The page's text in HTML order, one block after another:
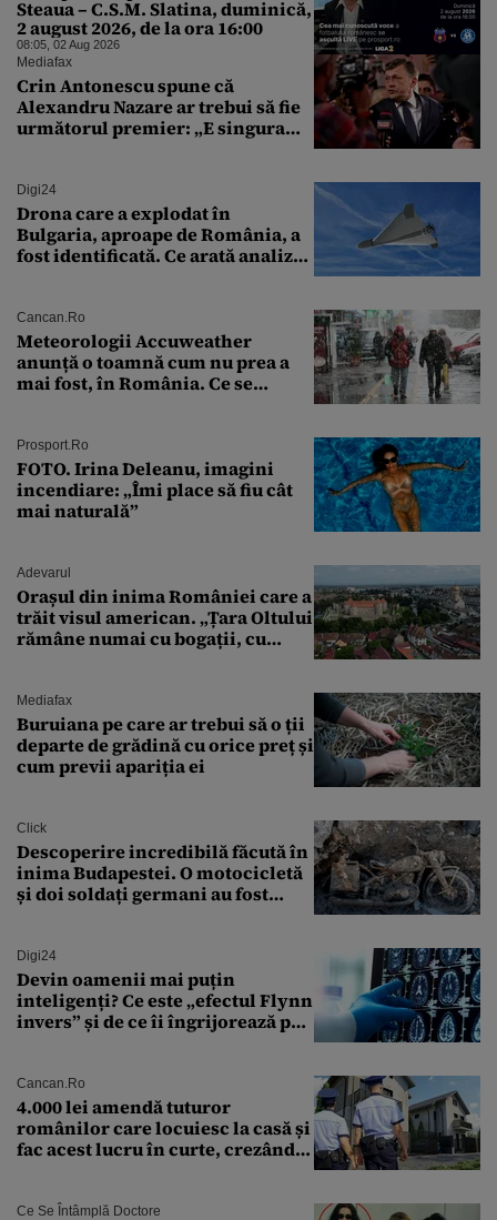
Steaua – C.S.M. Slatina, duminică,
2 august 2026, de la ora 16:00
08:05, 02 Aug 2026
Mediafax
Crin Antonescu spune că
Alexandru Nazare ar trebui să fie
următorul premier: „E singura
Digi24
Drona care a explodat în
Bulgaria, aproape de România, a
fost identificată. Ce arată analiza
Cancan.ro
Meteorologii Accuweather
anunță o toamnă cum nu prea a
mai fost, în România. Ce se
București. Pe ce dată ninge
Prosport.ro
FOTO. Irina Deleanu, imagini
incendiare: „Îmi place să fiu cât
mai naturală”
Adevarul
Orașul din inima României care a
trăit visul american. „Țara Oltului
rămâne numai cu bogații, cu
Mediafax
Buruiana pe care ar trebui să o ții
departe de grădină cu orice preț și
cum previi apariția ei
Click
Descoperire incredibilă făcută în
inima Budapestei. O motocicletă
și doi soldați germani au fost
Digi24
Devin oamenii mai puțin
inteligenți? Ce este „efectul Flynn
invers” și de ce îi îngrijorează pe
Cancan.ro
4.000 lei amendă tuturor
românilor care locuiesc la casă și
fac acest lucru în curte, crezând
Ce Se Întâmplă Doctore